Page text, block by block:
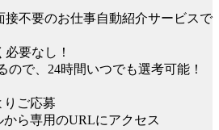
接不要のお仕事自動紹介サービスで
要なし！
ので、24時間いつでも選考可能！
りご応募
から専用のURLにアクセス